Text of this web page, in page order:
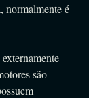
normalmente é
são